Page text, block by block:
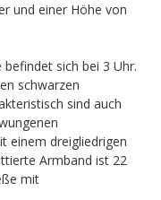
und einer Höhe von
sich bei 3 Uhr.
schwarzen
sind auch
einem dreigliedrigen
Armband ist 22
mit